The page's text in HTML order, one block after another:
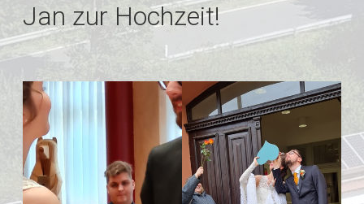
Jan zur Hochzeit!